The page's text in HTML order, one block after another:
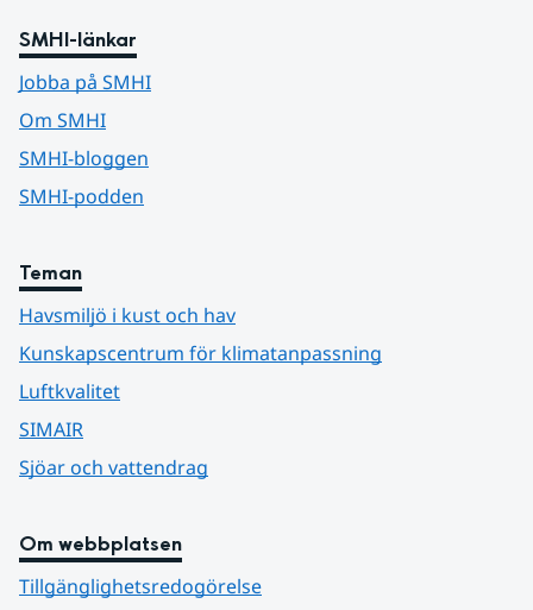
SMHI-länkar
Jobba på SMHI
Om SMHI
SMHI-bloggen
SMHI-podden
Teman
Havsmiljö i kust och hav
Kunskapscentrum för klimatanpassning
Luftkvalitet
SIMAIR
Sjöar och vattendrag
Om webbplatsen
Tillgänglighetsredogörelse